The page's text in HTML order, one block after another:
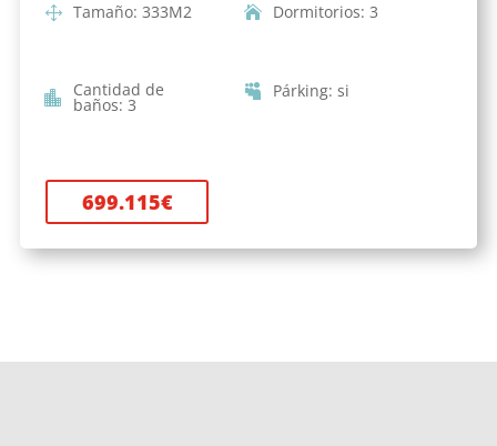
Tamaño: 333M2 Dormitorios: 3
Cantidad de
baños: 3
Párking: si
699.115€